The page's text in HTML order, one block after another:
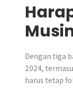
Dengan tiga
2024,
harus tetap